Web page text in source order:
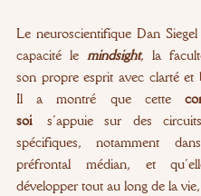
Le neuroscientifique Dan
capacité le mindsight, la
son propre esprit avec clarté et
Il a montré que cette
soi s’appuie sur des
spécifiques, notamment
préfrontal médian, et
développer tout au long de la